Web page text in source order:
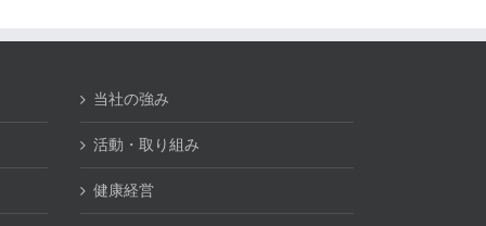
当社の強み
活動・取り組み
健康経営